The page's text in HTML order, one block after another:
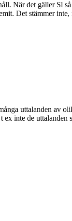
När det gäller Sl
Det stämmer
uttalanden av
inte de uttalanden